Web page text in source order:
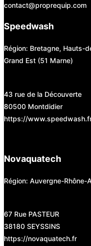
contact@proprequip.com
Speedwash
Région: Bretagne, Hauts-
Grand Est (51 Marne)
43 rue de la Découverte
80500 Montdidier
https://
Novaquatech
Région: Auvergne-Rhône-
67 Rue PASTEUR
38180 SEYSSINS
https://novaquatech.fr